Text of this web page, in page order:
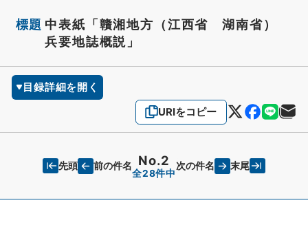
標題 中表紙「贛湘地方（江西省 湖南省）
兵要地誌概説」
目録詳細を開く
URIをコピー
先頭 前の件名 No.2
全28件中
次の件名 末尾